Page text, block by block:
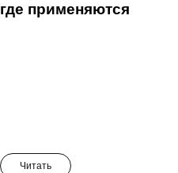
где применяются
Читать